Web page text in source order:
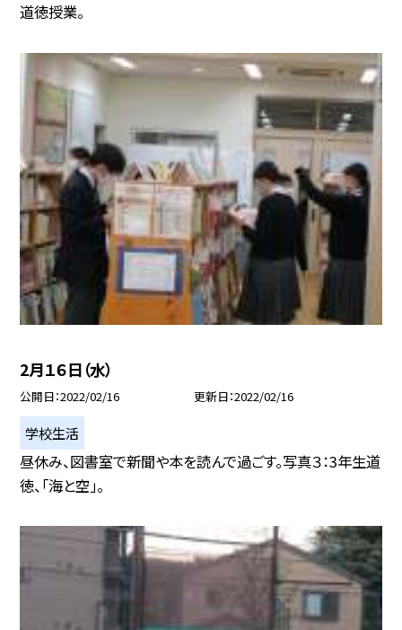
道徳授業。
2月１６日（水）
公開日 2022/02/16 更新日 2022/02/16
学校生活
昼休み、図書室で新聞や本を読んで過ごす。写真３：3年生道
徳、「海と空」。